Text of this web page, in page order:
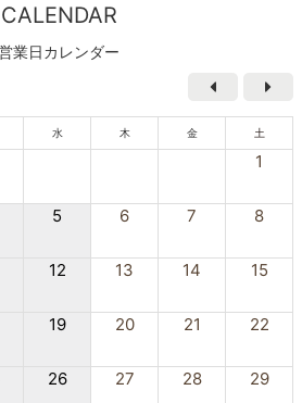
CALENDAR
業日カレンダー
水 木 金 土
1
5 6 7 8
12 13 14 15
19 20 21 22
26 27 28 29